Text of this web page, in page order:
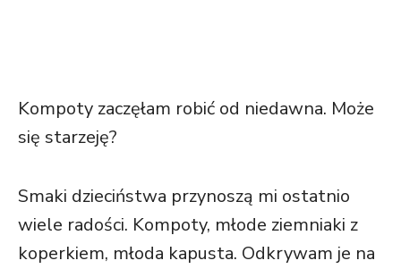
Kompoty zaczęłam robić od niedawna. Może
się starzeję?
Smaki dzieciństwa przynoszą mi ostatnio
wiele radości. Kompoty, młode ziemniaki z
koperkiem, młoda kapusta. Odkrywam je na